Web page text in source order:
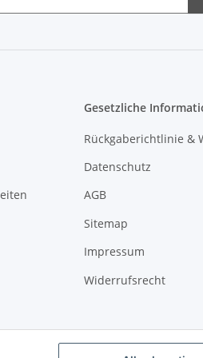
Gesetzliche
Rückgaberichtlinie &
Datenschutz
AGB
Sitemap
Impressum
Widerrufsrecht